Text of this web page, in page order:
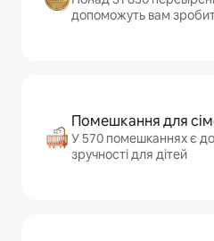
допоможуть вам
Помешкання для
У 570 помешканнях є
зручності для дітей